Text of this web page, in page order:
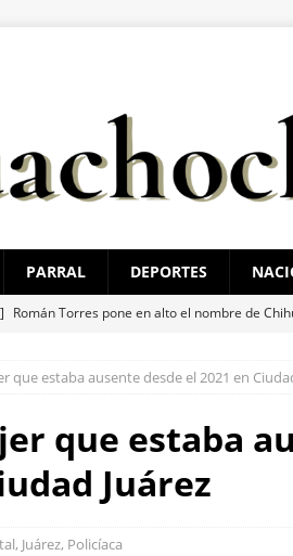
PARRAL DEPORTES
Román Torres pone en alto el nombre de
] Reglas claras consolidarían la unidad en el
]
Localizan sin vida a un joven en vivienda de la
que estaba ausente desde el 2021 en
que estaba
Juárez
, Juárez, Policíaca